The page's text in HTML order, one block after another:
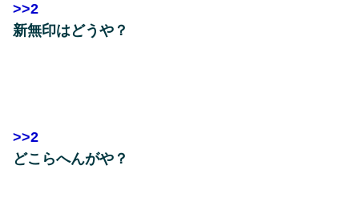
>>2
新無印はどうや？
>>2
どこらへんがや？